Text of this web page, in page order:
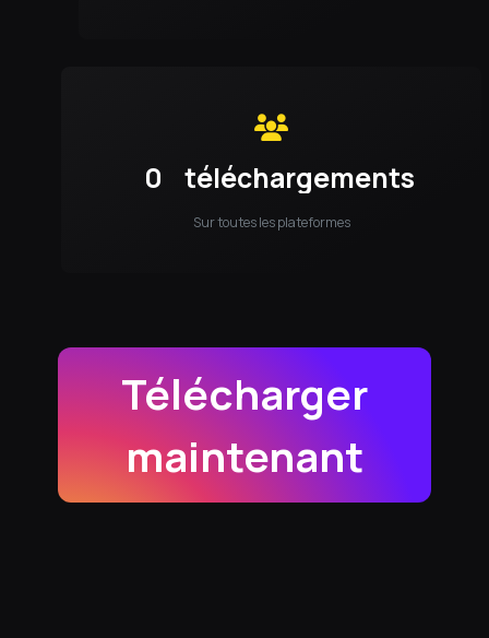
0 téléchargements
Sur toutes les plateformes
Télécharger
maintenant